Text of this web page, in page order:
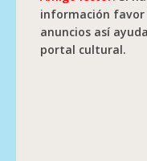
información favor
anuncios así
portal cultural.